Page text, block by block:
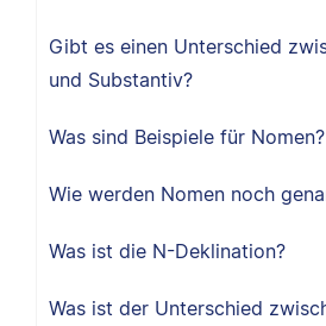
Gibt es einen Unterschied
und Substantiv?
Was sind Beispiele für Nomen?
Wie werden Nomen noch
Was ist die N-Deklination?
Was ist der Unterschied